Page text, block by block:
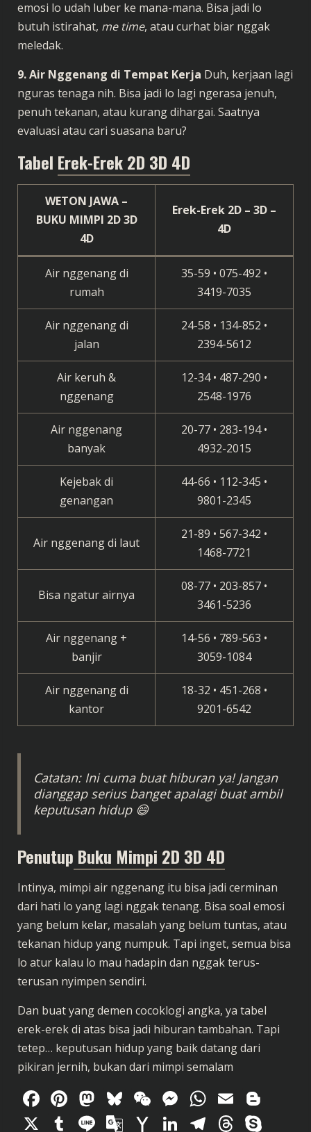
emosi lo udah luber ke mana-mana. Bisa jadi lo
butuh istirahat, me time, atau curhat biar nggak
meledak.
9. Air Nggenang di Tempat Kerja Duh, kerjaan lagi
nguras tenaga nih. Bisa jadi lo lagi ngerasa jenuh,
penuh tekanan, atau kurang dihargai. Saatnya
evaluasi atau cari suasana baru?
Tabel Erek-Erek 2D 3D 4D
WETON JAWA –
BUKU MIMPI 2D 3D
4D
Erek-Erek 2D – 3D –
4D
Air nggenang di
rumah
35-59 • 075-492 •
3419-7035
Air nggenang di
jalan
24-58 • 134-852 •
2394-5612
Air keruh &
nggenang
12-34 • 487-290 •
2548-1976
Air nggenang
banyak
20-77 • 283-194 •
4932-2015
Kejebak di
genangan
44-66 • 112-345 •
9801-2345
Air nggenang di laut
21-89 • 567-342 •
1468-7721
Bisa ngatur airnya
08-77 • 203-857 •
3461-5236
Air nggenang +
banjir
14-56 • 789-563 •
3059-1084
Air nggenang di
kantor
18-32 • 451-268 •
9201-6542
Catatan: Ini cuma buat hiburan ya! Jangan
dianggap serius banget apalagi buat ambil
keputusan hidup 😄
Penutup Buku Mimpi 2D 3D 4D
Intinya, mimpi air nggenang itu bisa jadi cerminan
dari hati lo yang lagi nggak tenang. Bisa soal emosi
yang belum kelar, masalah yang belum tuntas, atau
tekanan hidup yang numpuk. Tapi inget, semua bisa
lo atur kalau lo mau hadapin dan nggak terus-
terusan nyimpen sendiri.
Dan buat yang demen cocoklogi angka, ya tabel
erek-erek di atas bisa jadi hiburan tambahan. Tapi
tetep… keputusan hidup yang baik datang dari
pikiran jernih, bukan dari mimpi semalam
Facebook
Pinterest
Mastodon
Bluesky
WeChat
Messenger
Email
X
Tumblr
LineGoogle
YahooLinkedIn
Telegram